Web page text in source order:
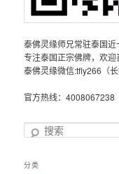
泰佛灵缘师兄常驻泰国近
专注泰国正宗佛牌，欢
泰佛灵缘微信:tfly266（长
官方热线：4008067238
搜
分类